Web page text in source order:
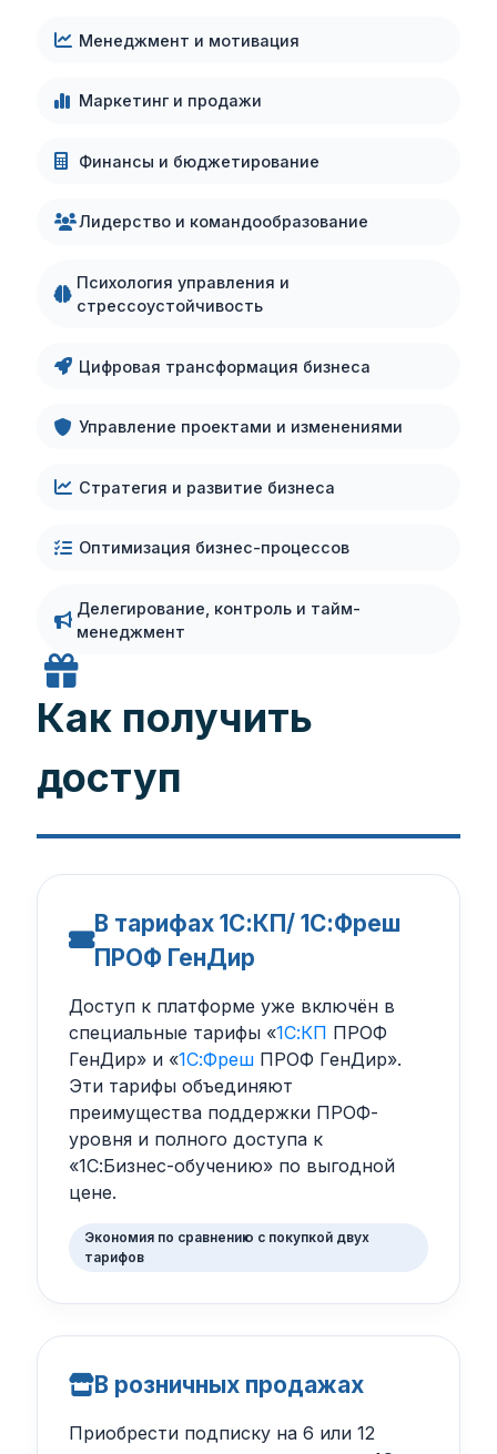
Менеджмент и мотивация
Маркетинг и продажи
Финансы и бюджетирование
Лидерство и командообразование
Психология управления и
стрессоустойчивость
Цифровая трансформация бизнеса
Управление проектами и изменениями
Стратегия и развитие бизнеса
Оптимизация бизнес-процессов
Делегирование, контроль и тайм-
менеджмент
Как получить
доступ
В тарифах 1С:КП/ 1С:Фреш
ПРОФ ГенДир
Доступ к платформе уже включён в
специальные тарифы «1С:КП ПРОФ
ГенДир» и «1С:ФрешПРОФ ГенДир».
Эти тарифы объединяют
преимущества поддержки ПРОФ-
уровня и полного доступа к
«1С:Бизнес-обучению» по выгодной
цене.
Экономия по сравнению с покупкой двух
тарифов
В розничных продажах
Приобрести подписку на 6 или 12